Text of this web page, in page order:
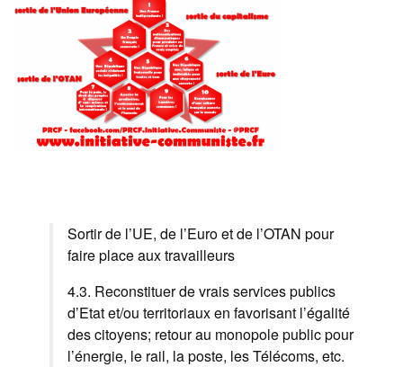
Sortir de l’UE, de l’Euro et de l’OTAN pour
faire place aux travailleurs
4.3. Reconstituer de vrais services publics
d’Etat et/ou territoriaux en favorisant l’égalité
des citoyens; retour au monopole public pour
l’énergie, le rail, la poste, les Télécoms, etc.